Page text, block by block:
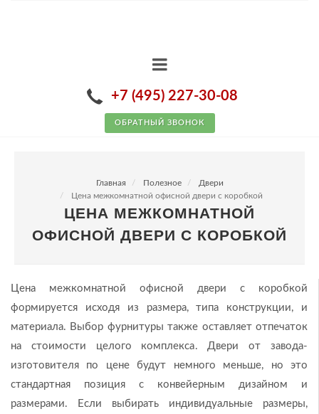
+7 (495) 227-30-08
ОБРАТНЫЙ ЗВОНОК
Главная Полезное
Двери
Цена межкомнатной офисной двери с коробкой
ЦЕНА МЕЖКОМНАТНОЙ
ОФИСНОЙ ДВЕРИ С КОРОБКОЙ
Цена межкомнатной офисной двери с коробкой
формируется исходя из размера, типа конструкции, и
материала. Выбор фурнитуры также оставляет отпечаток
на стоимости целого комплекса. Двери от завода-
изготовителя по цене будут немного меньше, но это
стандартная позиция с конвейерным дизайном и
размерами. Если выбирать индивидуальные размеры,